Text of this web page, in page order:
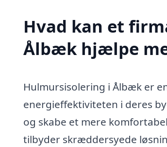
Hvad kan et
Ålbæk hjælpe
Hulmursisolering i Ålbæk er
energieffektiviteten i deres
og skabe et mere
tilbyder skræddersyede